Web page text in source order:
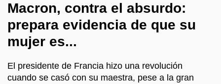
Macron, contra el absurdo:
prepara evidencia de que su
mujer es...
El presidente de Francia hizo una revolución
cuando se casó con su maestra, pese a la gran